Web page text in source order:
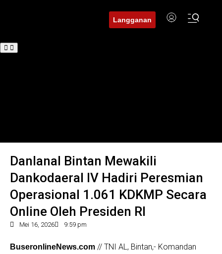
Langganan
Danlanal Bintan Mewakili
Dankodaeral IV Hadiri Peresmian
Operasional 1.061 KDKMP Secara
Online Oleh Presiden RI
Mei 16, 2026 9:59 pm
BuseronlineNews.com // TNI AL, Bintan,- Komandan